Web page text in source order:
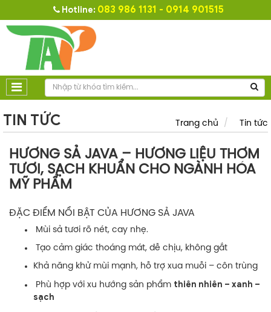
Hotline: 083 986 1131 - 0914 901515
TIN TỨC Trang chủ Tin tức
HƯƠNG SẢ JAVA – HƯƠNG LIỆU THƠM
TƯƠI, SẠCH KHUẨN CHO NGÀNH HÓA
MỸ PHẨM
ĐẶC ĐIỂM NỔI BẬT CỦA HƯƠNG SẢ JAVA
Mùi sả tươi rõ nét, cay nhẹ.
Tạo cảm giác thoáng mát, dễ chịu, không gắt
Khả năng khử mùi mạnh, hỗ trợ xua muỗi – côn trùng
Phù hợp với xu hướng sản phẩm thiên nhiên – xanh –
sạch